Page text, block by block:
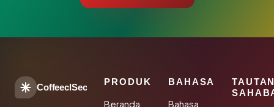
CoffeeclSec
PRODUK
Beranda
BAHASA
Bahasa